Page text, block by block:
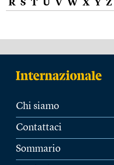
R S T U V W X Y Z
Chi siamo
Contattaci
Sommario